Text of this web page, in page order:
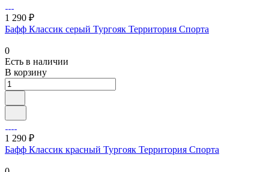
1 290 ₽
Бафф Классик серый Тургояк Территория Спорта
0
Есть в наличии
В корзину
1 290 ₽
Бафф Классик красный Тургояк Территория Спорта